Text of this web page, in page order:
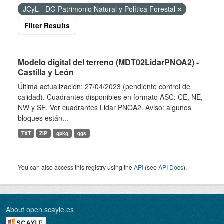
JCyL - DG Patrimonio Natural y Política Forestal
Filter Results
Modelo digital del terreno (MDT02LidarPNOA2) -
Castilla y León
Última actualización: 27/04/2023 (pendiente control de
calidad). Cuadrantes disponibles en formato ASC: CE, NE,
NW y SE. Ver cuadrantes Lidar PNOA2. Aviso: algunos
bloques están...
TXT ZIP gpkg qgs
You can also access this registry using theAPI (seeAPI Docs).
About open.scayle.es